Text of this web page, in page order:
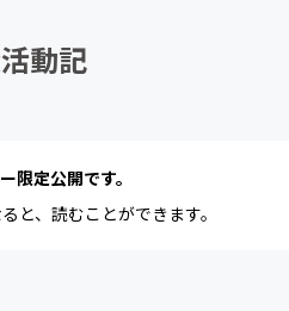
動記
限定公開です。
と、読むことができます。